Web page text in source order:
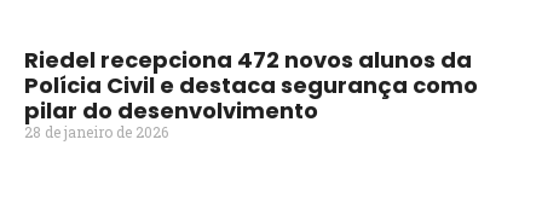
Riedel recepciona 472 novos alunos da
Polícia Civil e destaca segurança como
pilar do desenvolvimento
28 de janeiro de 2026